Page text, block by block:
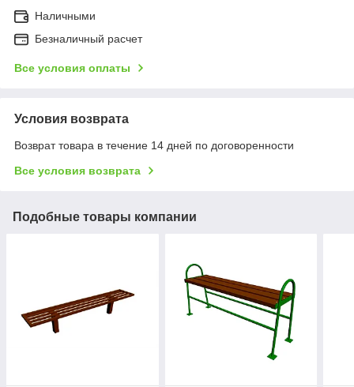
Наличными
Безналичный расчет
Все условия оплаты
Условия возврата
Возврат товара в течение 14 дней по договоренности
Все условия возврата
Подобные товары компании